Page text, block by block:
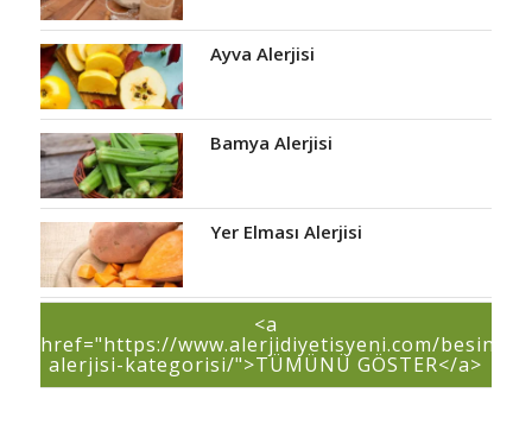
Ayva Alerjisi
Bamya Alerjisi
Yer Elması Alerjisi
<a
href="https://www.alerjidiyetisyeni.com/besin-
alerjisi-kategorisi/">TÜMÜNÜ GÖSTER</a>